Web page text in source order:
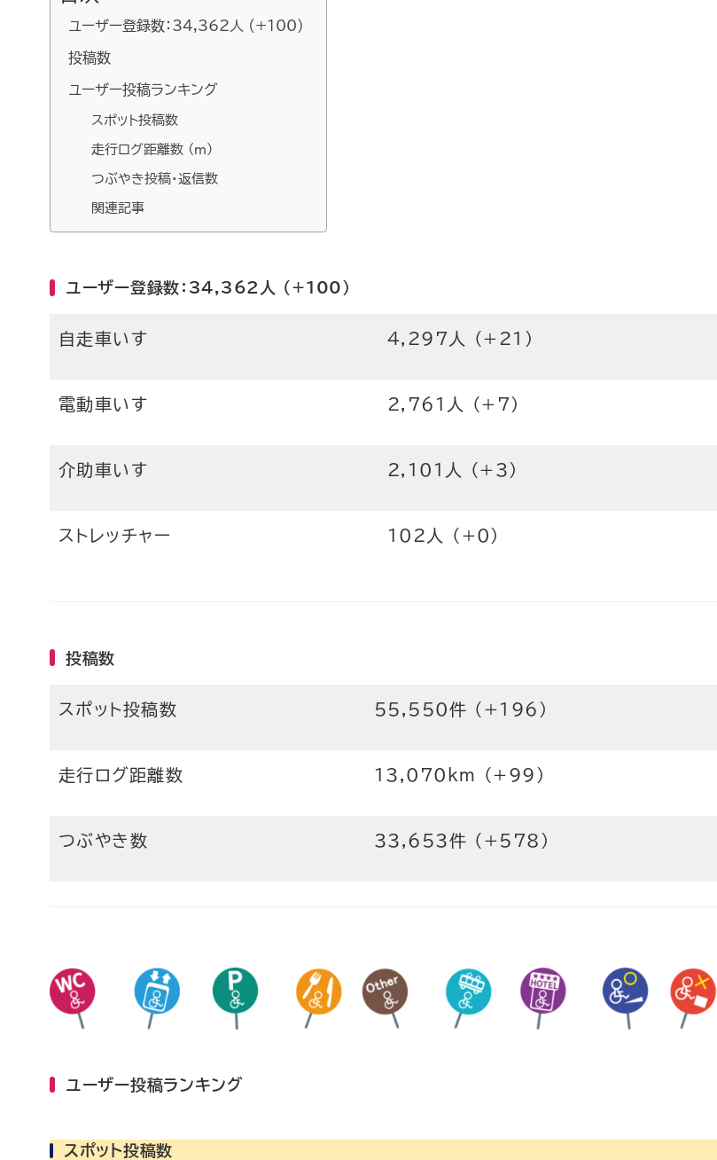
ユーザー登録数：34,362人 (+100)
投稿数
ユーザー投稿ランキング
スポット投稿数
走行ログ距離数 (m)
つぶやき投稿・返信数
関連記事
ユーザー登録数：34,362人 (+100)
自走車いす 4,297人 (+21)
電動車いす 2,761人 (+7)
介助車いす 2,101人 (+3)
ストレッチャー 102人 (+0)
投稿数
スポット投稿数 55,550件 (+196)
走行ログ距離数 13,070km (+99)
つぶやき数 33,653件 (+578)
ユーザー投稿ランキング
スポット投稿数